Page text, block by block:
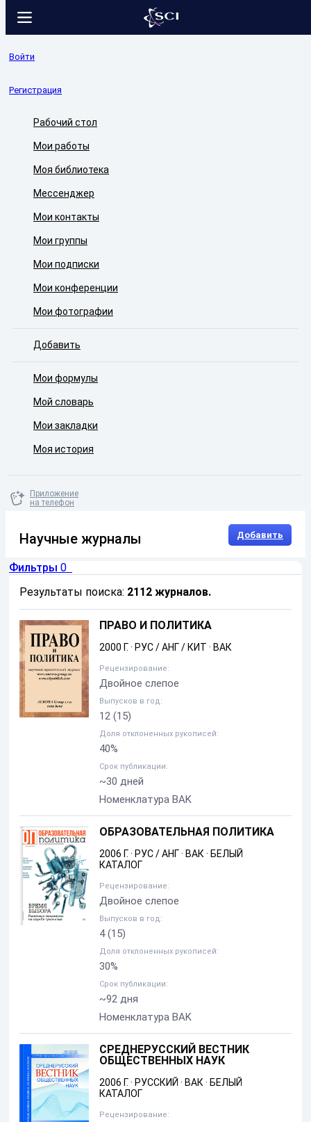
Войти
Регистрация
Рабочий стол
Мои работы
Моя библиотека
Мессенджер
Мои контакты
Мои группы
Мои подписки
Мои конференции
Мои фотографии
Добавить
Мои формулы
Мой словарь
Мои закладки
Моя история
Приложение
на телефон
Научные журналы Добавить
Фильтры 0
Результаты поиска: 2112 журналов.
ПРАВО И ПОЛИТИКА
2000 Г.· РУС / АНГ / КИТ · ВАК
Рецензирование:
Двойное слепое
Выпусков в год:
12 (15)
Доля отклоненных рукописей:
40%
Срок публикации:
~30 дней
Номенклатура BAK
ОБРАЗОВАТЕЛЬНАЯ ПОЛИТИКА
2006 Г.· РУС / АНГ· ВАК· БЕЛЫЙ
КАТАЛОГ
Рецензирование:
Двойное слепое
Выпусков в год:
4(15)
Доля отклоненных рукописей:
30%
Срок публикации:
~92 дня
Номенклатура BAK
СРЕДНЕРУССКИЙ ВЕСТНИК
ОБЩЕСТВЕННЫХ НАУК
2006 Г.· РУССКИЙ · ВАК· БЕЛЫЙ
КАТАЛОГ
Рецензирование: